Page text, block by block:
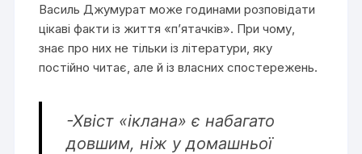
Василь Джумурат може годинами розповідати
цікаві факти із життя «п’ятачків». При чому,
знає про них не тільки із літератури, яку
постійно читає, але й із власних спостережень.
-Хвіст «іклана» є набагато
довшим, ніж у домашньої